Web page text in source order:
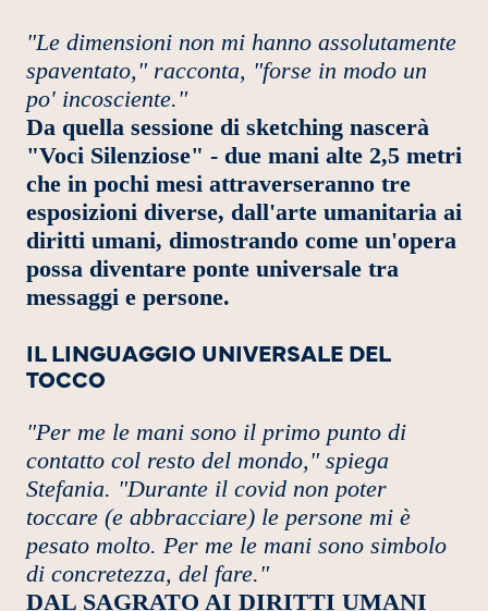
"Le dimensioni non mi hanno assolutamente
spaventato," racconta, "forse in modo un
po' incosciente."
Da quella sessione di sketching nascerà
"Voci Silenziose" - due mani alte 2,5 metri
che in pochi mesi attraverseranno tre
esposizioni diverse, dall'arte umanitaria ai
diritti umani, dimostrando come un'opera
possa diventare ponte universale tra
messaggi e persone.
IL LINGUAGGIO UNIVERSALE DEL
TOCCO
"Per me le mani sono il primo punto di
contatto col resto del mondo," spiega
Stefania. "Durante il covid non poter
toccare (e abbracciare) le persone mi è
pesato molto. Per me le mani sono simbolo
di concretezza, del fare."
DAL SAGRATO AI DIRITTI UMANI